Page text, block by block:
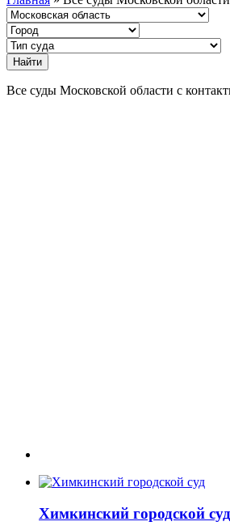
Все суды Московской области с
Химкинский городской суд